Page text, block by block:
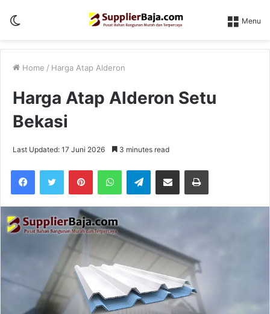
Menu
Home / Harga Atap Alderon
Harga Atap Alderon Setu
Bekasi
Last Updated: 17 Juni 2026 3 minutes read
PinterestWhatsAppTelegramShare via Email Print